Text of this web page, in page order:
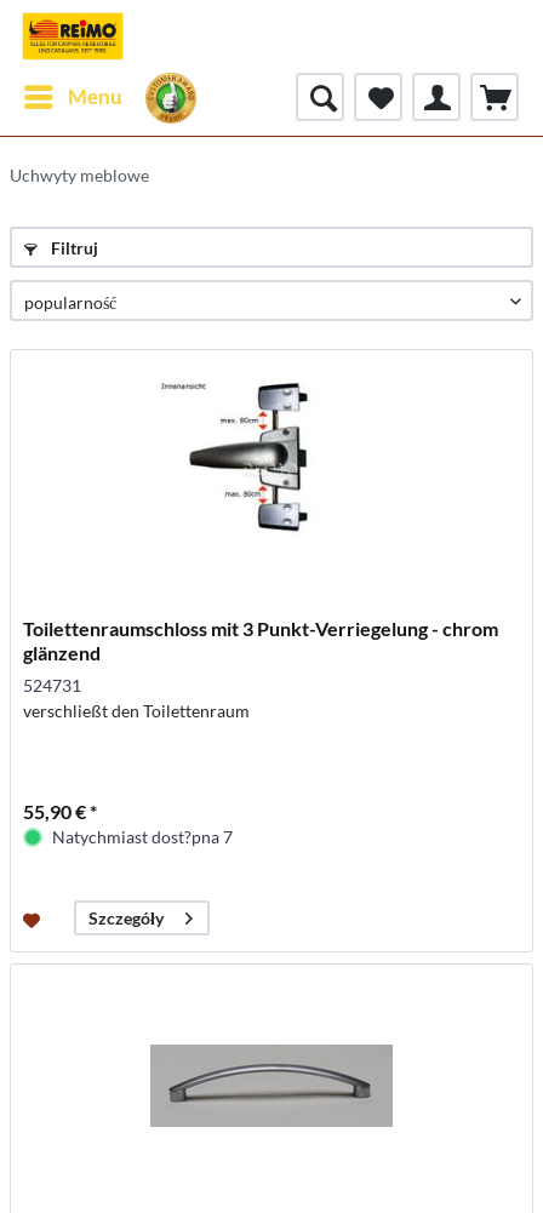
Menu
Uchwyty meblowe
Filtruj
Toilettenraumschloss mit 3 Punkt-Verriegelung - chrom
glänzend
524731
verschließt den Toilettenraum
55,90 € *
Natychmiast dost?pna 7
Szczegóły